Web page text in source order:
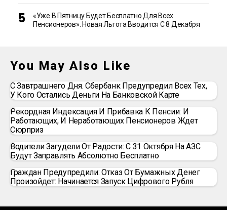
«Уже В Пятницу Будет Бесплатно Для Всех
Пенсионеров». Новая Льгота Вводится С 8 Декабря
You May Also Like
С Завтрашнего Дня. Сбербанк Предупредил Всех Тех,
У Кого Остались Деньги На Банковской Карте
Рекордная Индексация И Прибавка К Пенсии: И
Работающих, И Неработающих Пенсионеров Ждет
Сюрприз
Водители Загудели От Радости: С 31 Октября На АЗС
Будут Заправлять Абсолютно Бесплатно
Граждан Предупредили: Отказ От Бумажных Денег
Произойдет: Начинается Запуск Цифрового Рубля